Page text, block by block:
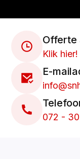
Offerte
Klik hier!
E-
072 -